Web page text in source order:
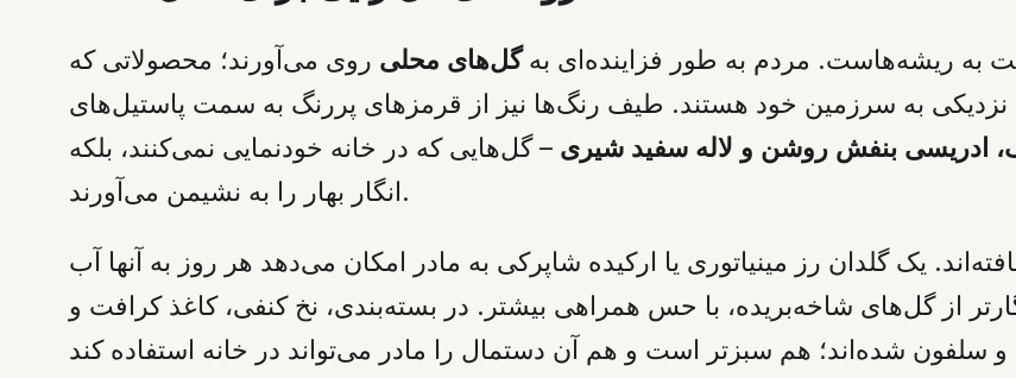
به ریشه‌هاست. مردم به طور فزاینده‌ای بهگل‌های محلی روی می‌آورند؛ محصولاتی که
به سرزمین خود هستند. طیف رنگ‌ها نیز از قرمزهای پررنگ به سمت پاستیل‌های
ادریسی بنفش روشن و لاله سفید شیری – گل‌هایی که در خانه خودنمایی نمی‌کنند، بلکه
انگار بهار را به نشیمن می‌آورند.
یک گلدان رز مینیاتوری یا ارکیده شاپرکی به مادر امکان می‌دهد هر روز به آنها آب
از گل‌های شاخه‌بریده، با حس همراهی بیشتر. در بسته‌بندی، نخ کنفی، کاغذ کرافت و